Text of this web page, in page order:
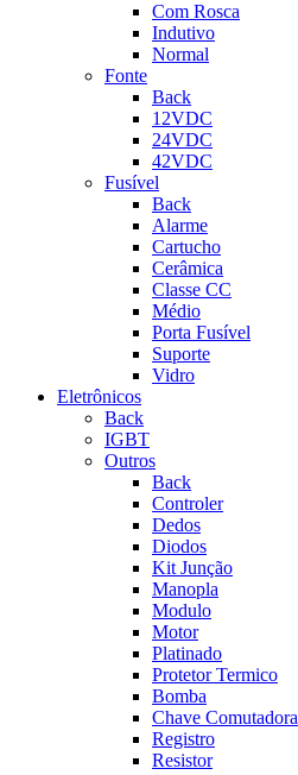
Com Rosca
Indutivo
Normal
Fonte
Back
12VDC
24VDC
42VDC
Fusível
Back
Alarme
Cartucho
Cerâmica
Classe CC
Médio
Porta Fusível
Suporte
Vidro
Eletrônicos
Back
IGBT
Outros
Back
Controler
Dedos
Diodos
Kit Junção
Manopla
Modulo
Motor
Platinado
Protetor Termico
Bomba
Chave Comutadora
Registro
Resistor